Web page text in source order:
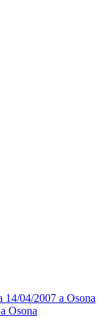
14/04/2007 a Osona
Osona